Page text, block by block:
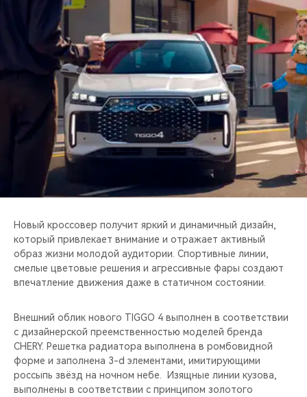
CHERY И СПОРТ
НАШИ МЕРОПРИЯТИЯ
ВИДЕООБЗОРЫ
CHERY ДЛЯ ДЕТЕЙ
Новый кроссовер получит яркий и динамичный дизайн,
который привлекает внимание и отражает активный
образ жизни молодой аудитории. Спортивные линии,
смелые цветовые решения и агрессивные фары создают
впечатление движения даже в статичном состоянии.
Внешний облик нового TIGGO 4 выполнен в соответствии
с дизайнерской преемственностью моделей бренда
CHERY. Решетка радиатора выполнена в ромбовидной
форме и заполнена 3-d элементами, имитирующими
россыпь звёзд на ночном небе. Изящные линии кузова,
выполнены в соответствии с принципом золотого